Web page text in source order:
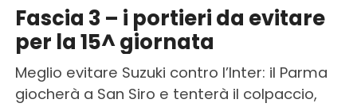
Fascia 3 – i portieri da evitare
per la 15^ giornata
Meglio evitare Suzuki contro l’Inter: il Parma
giocherà a San Siro e tenterà il colpaccio,